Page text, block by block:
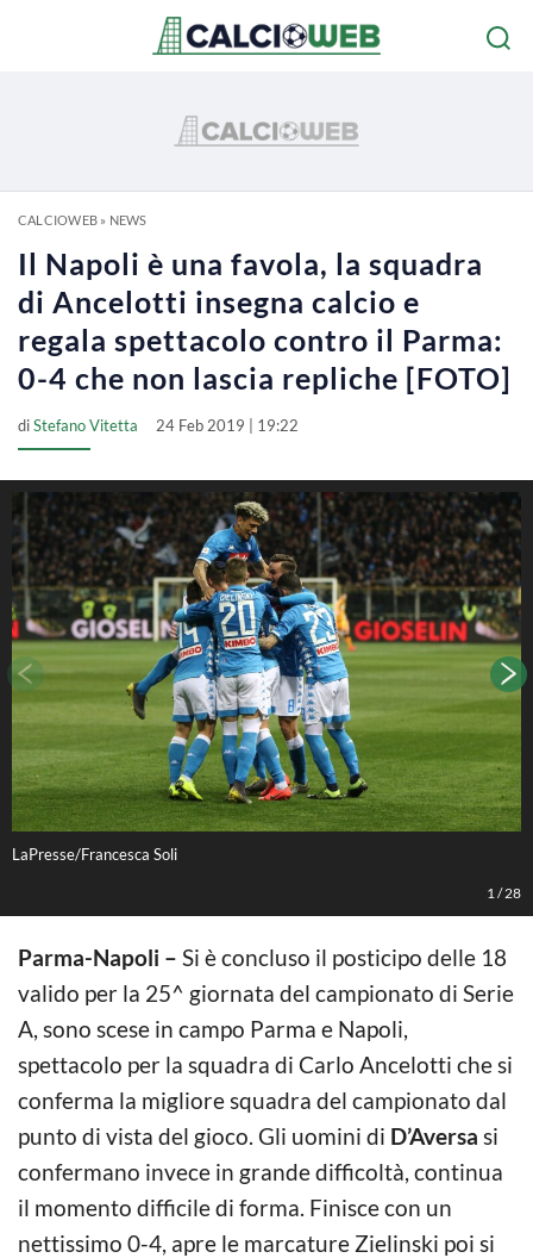
CALCIOWEB» NEWS
Il Napoli è una favola, la squadra
di Ancelotti insegna calcio e
regala spettacolo contro il Parma:
0-4 che non lascia repliche [FOTO]
diStefano Vitetta 24 Feb 2019 | 19:22
LaPresse/Francesca Soli
1 /28
Parma-Napoli – Si è concluso il posticipo delle 18
valido per la 25^ giornata del campionato di Serie
A, sono scese in campo Parma e Napoli,
spettacolo per la squadra di Carlo Ancelotti che si
conferma la migliore squadra del campionato dal
punto di vista del gioco. Gli uomini di D’Aversa si
confermano invece in grande difficoltà, continua
il momento difficile di forma. Finisce con un
nettissimo 0-4, apre le marcature Zielinski poi si